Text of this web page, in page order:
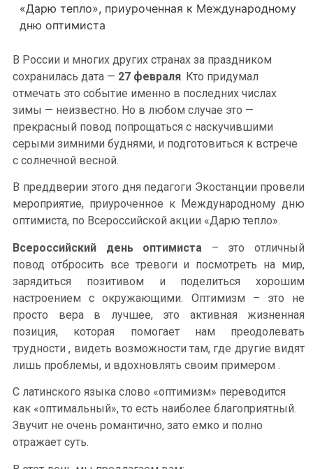
«Дарю тепло», приуроченная к Международному
дню оптимиста
В России и многих других странах за праздником
сохранилась дата — 27 февраля. Кто придумал
отмечать это событие именно в последних числах
зимы — неизвестно. Но в любом случае это —
прекрасный повод попрощаться с наскучившими
серыми зимними буднями, и подготовиться к встрече
с солнечной весной.
В преддверии этого дня педагоги Экостанции провели
мероприятие, приуроченное к Международному дню
оптимиста, по Всероссийской акции «Дарю тепло».
Всероссийский день оптимиста – это отличный
повод отбросить все тревоги и посмотреть на мир,
зарядиться позитивом и поделиться хорошим
настроением с окружающими. Оптимизм – это не
просто вера в лучшее, это активная жизненная
позиция, которая помогает нам преодолевать
трудности , видеть возможности там, где другие видят
лишь проблемы, и вдохновлять своим примером .
С латинского языка слово «оптимизм» переводится
как «оптимальный», то есть наиболее благоприятный.
Звучит не очень романтично, зато емко и полно
отражает суть.